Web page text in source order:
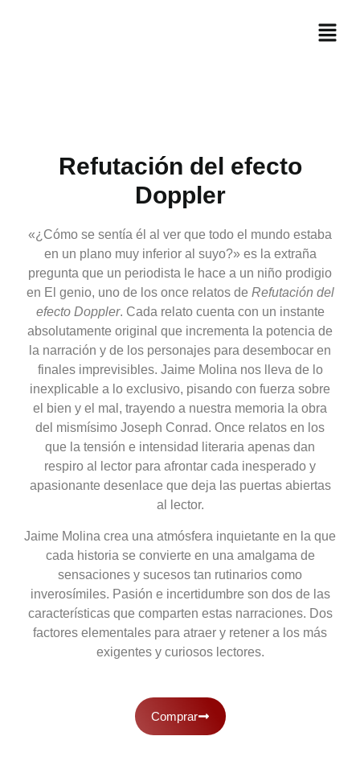
Refutación del efecto
Doppler
«¿Cómo se sentía él al ver que todo el mundo estaba
en un plano muy inferior al suyo?» es la extraña
pregunta que un periodista le hace a un niño prodigio
en El genio, uno de los once relatos de Refutación del
efecto Doppler. Cada relato cuenta con un instante
absolutamente original que incrementa la potencia de
la narración y de los personajes para desembocar en
finales imprevisibles. Jaime Molina nos lleva de lo
inexplicable a lo exclusivo, pisando con fuerza sobre
el bien y el mal, trayendo a nuestra memoria la obra
del mismísimo Joseph Conrad. Once relatos en los
que la tensión e intensidad literaria apenas dan
respiro al lector para afrontar cada inesperado y
apasionante desenlace que deja las puertas abiertas
al lector.
Jaime Molina crea una atmósfera inquietante en la que
cada historia se convierte en una amalgama de
sensaciones y sucesos tan rutinarios como
inverosímiles. Pasión e incertidumbre son dos de las
características que comparten estas narraciones. Dos
factores elementales para atraer y retener a los más
exigentes y curiosos lectores.
Comprar